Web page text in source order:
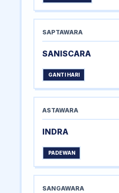
SAPTAWARA
SANISCARA
GANTI HARI
ASTAWARA
INDRA
PADEWAN
SANGAWARA